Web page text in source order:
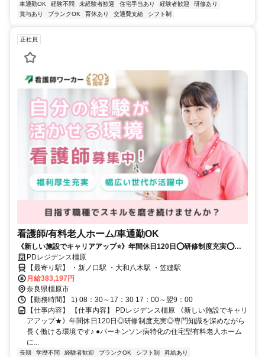
車通勤OK
経験不問 未経験者歓迎 住宅手当あり 経験者歓迎
研修あり
賞与あり
ブランクOK 育休あり 交通費支給 シフト制
正社員
看護師/有料老人ホーム/車通勤OK
《新しい施設でキャリアアップ⭐》年間休日120日⭕研修制度充実⭕専
門知識を深めながら長く働ける環境です✨
PDレジデンス橿原
【最寄り駅】 ・新ノ口駅 ・大和八木駅 ・笠縫駅
月給383,197円
奈良県橿原市
【勤務時間】 1) 08：30～17：30 17：00～翌9：00
【仕事内容】 【仕事内容】 PDレジデンス橿原 《新しい施設でキャリ
アアップ★》年間休日120日◎研修制度充実◎専門知識を深めながら
長く働ける環境です♪ ●パーキンソン病特化の住宅型有料老人ホーム
に...
長期 学歴不問 経験者歓迎 ブランクOK シフト制 昇給あり